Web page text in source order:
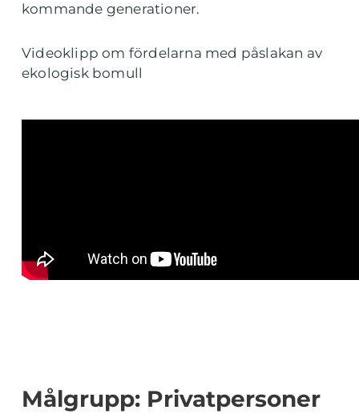
kommande generationer.
Videoklipp om fördelarna med påslakan av
ekologisk bomull
Målgrupp: Privatpersoner